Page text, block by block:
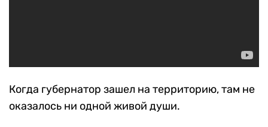
Когда губернатор зашел на территорию, там не
оказалось ни одной живой души.